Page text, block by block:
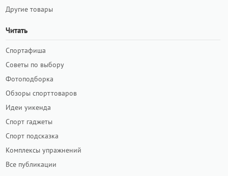
Другие товары
Читать
Спортафиша
Советы по выбору
Фотоподборка
Обзоры спорттоваров
Идеи уикенда
Спорт гаджеты
Спорт подсказка
Комплексы упражнений
Все публикации